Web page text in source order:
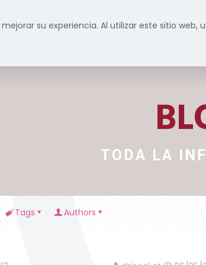
Inicio Formación
TODA LA
Tags Authors
su experiencia. Al utilizar este sitio